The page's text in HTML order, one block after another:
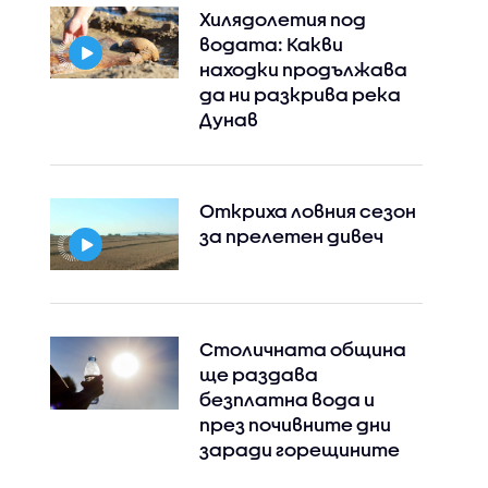
Хилядолетия под
водата: Какви
находки продължава
да ни разкрива река
Дунав
Откриха ловния сезон
за прелетен дивеч
Столичната община
ще раздава
безплатна вода и
през почивните дни
заради горещините